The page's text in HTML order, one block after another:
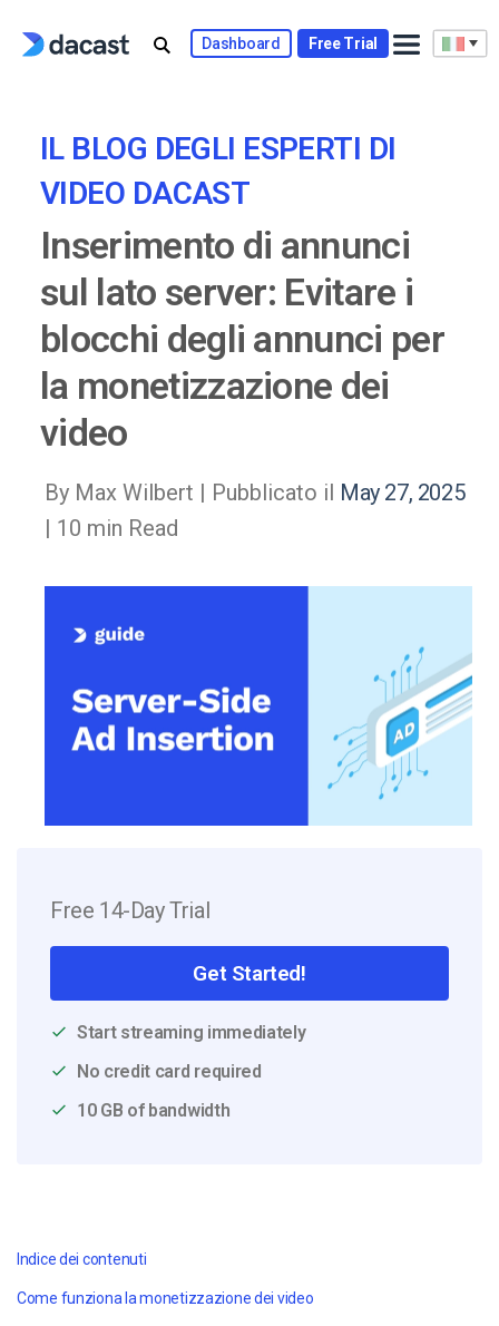
Dashboard Free Trial
IL BLOG DEGLI ESPERTI DI
VIDEO DACAST
Inserimento di annunci
sul lato server: Evitare i
blocchi degli annunci per
la monetizzazione dei
video
By Max Wilbert | Pubblicato il May 27, 2025
| 10 min Read
Free 14-Day Trial
Get Started!
Start streaming immediately
No credit card required
10 GB of bandwidth
Indice dei contenuti
Come funziona la monetizzazione dei video